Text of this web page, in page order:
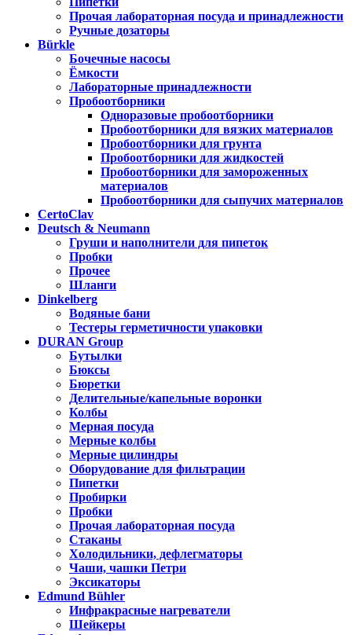
Прочая лабораторная посуда и принадлежности
Ручные дозаторы
Bürkle
Бочечные насосы
Ёмкости
Лабораторные принадлежности
Пробоотборники
Одноразовые пробоотборники
Пробоотборники для вязких материалов
Пробоотборники для грунта
Пробоотборники для жидкостей
Пробоотборники для замороженных
материалов
Пробоотборники для сыпучих материалов
CertoClav
Deutsch & Neumann
Груши и наполнители для пипеток
Пробки
Прочее
Шланги
Dinkelberg
Водяные бани
Тестеры герметичности упаковки
DURAN Group
Бутылки
Бюксы
Бюретки
Делительные/капельные воронки
Колбы
Мерная посуда
Мерные колбы
Мерные цилиндры
Оборудование для фильтрации
Пипетки
Пробирки
Пробки
Прочая лабораторная посуда
Стаканы
Холодильники, дефлегматоры
Чаши, чашки Петри
Эксикаторы
Edmund Bühler
Инфракрасные нагреватели
Шейкеры